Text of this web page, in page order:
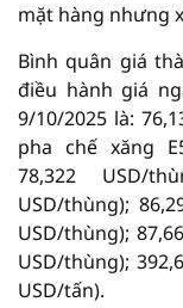
mặt hàng nhưng
Bình quân giá
điều hành giá
9/10/2025 là:
pha chế xăng
78,322 USD/
USD/thùng);
USD/thùng);
USD/thùng);
USD/tấn).